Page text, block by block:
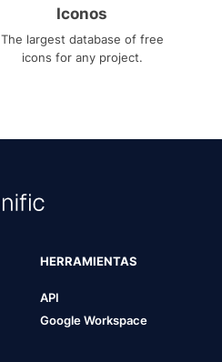
Iconos
The largest database of free
icons for any project.
HERRAMIENTAS
API
Google Workspace